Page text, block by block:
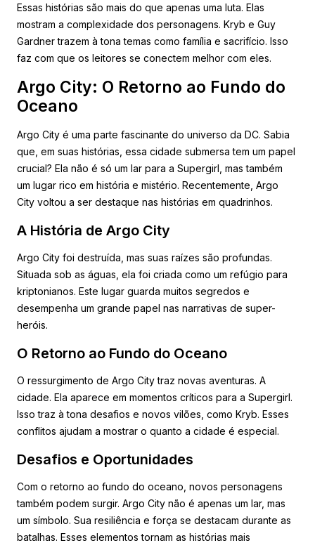
Essas histórias são mais do que apenas uma luta. Elas
mostram a complexidade dos personagens. Kryb e Guy
Gardner trazem à tona temas como família e sacrifício. Isso
faz com que os leitores se conectem melhor com eles.
Argo City: O Retorno ao Fundo do
Oceano
Argo City é uma parte fascinante do universo da DC. Sabia
que, em suas histórias, essa cidade submersa tem um papel
crucial? Ela não é só um lar para a Supergirl, mas também
um lugar rico em história e mistério. Recentemente, Argo
City voltou a ser destaque nas histórias em quadrinhos.
A História de Argo City
Argo City foi destruída, mas suas raízes são profundas.
Situada sob as águas, ela foi criada como um refúgio para
kriptonianos. Este lugar guarda muitos segredos e
desempenha um grande papel nas narrativas de super-
heróis.
O Retorno ao Fundo do Oceano
O ressurgimento de Argo City traz novas aventuras. A
cidade. Ela aparece em momentos críticos para a Supergirl.
Isso traz à tona desafios e novos vilões, como Kryb. Esses
conflitos ajudam a mostrar o quanto a cidade é especial.
Desafios e Oportunidades
Com o retorno ao fundo do oceano, novos personagens
também podem surgir. Argo City não é apenas um lar, mas
um símbolo. Sua resiliência e força se destacam durante as
batalhas. Esses elementos tornam as histórias mais